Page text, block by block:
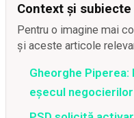
Context și subiecte
Pentru o imagine mai
și aceste articole
Gheorghe
eșecul